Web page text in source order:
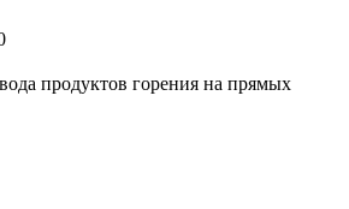
продуктов горения на прямых